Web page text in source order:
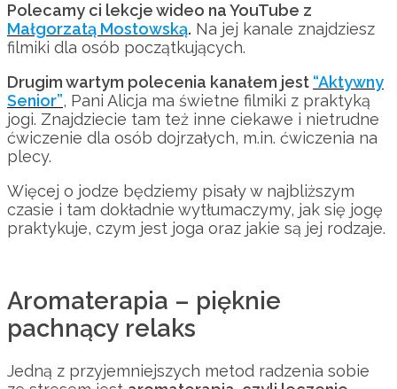
Polecamy ci lekcje wideo na YouTube z
Małgorzatą Mostowską. Na jej kanale znajdziesz
filmiki dla osób początkujących.
Drugim wartym polecenia kanałem jest “Aktywny
Senior”, Pani Alicja ma świetne filmiki z praktyką
jogi. Znajdziecie tam też inne ciekawe i nietrudne
ćwiczenie dla osób dojrzałych, m.in. ćwiczenia na
plecy.
Więcej o jodze będziemy pisały w najbliższym
czasie i tam dokładnie wytłumaczymy, jak się jogę
praktykuje, czym jest joga oraz jakie są jej rodzaje.
Aromaterapia – pięknie
pachnący relaks
Jedną z przyjemniejszych metod radzenia sobie